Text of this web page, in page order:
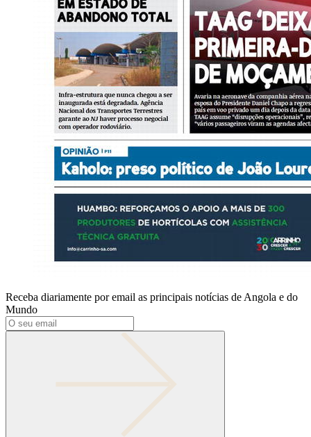
Receba diariamente por email as principais notícias de Angola e do
Mundo